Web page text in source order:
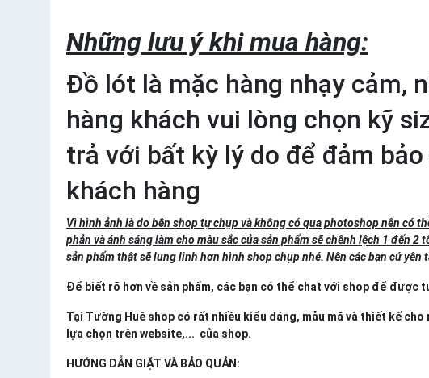
Những lưu ý khi mua hàng:
Đồ lót là mặc hàng nhạy cảm,
hàng khách vui lòng chọn kỹ
trả với bất kỳ lý do để đảm
khách hàng
Vì hình ảnh là do bên shop tự chụp và không có qua photoshop nên có
phản và ánh sáng làm cho màu sắc của sản phẩm sẽ chênh lệch 1 đến
sản phẩm thật sẽ lung linh hơn hình shop chụp nhé. Nên các bạn cứ yên
Để biết rõ hơn về sản phẩm, các bạn có thể chat với shop để được
Tại Tường Huê shop có rất nhiều kiểu dáng, mẫu mã và thiết kế
lựa chọn trên website,... của shop.
HƯỚNG DẪN GIẶT VÀ BẢO QUẢN: